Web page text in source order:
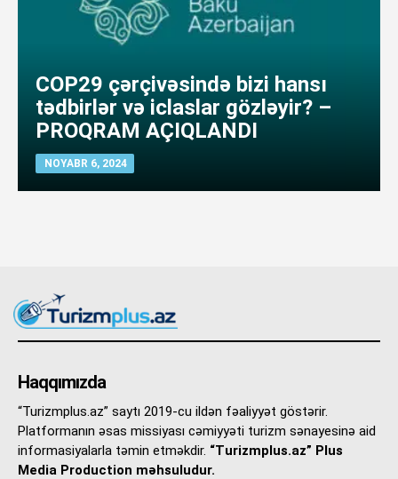
COP29 çərçivəsində bizi hansı
tədbirlər və iclaslar gözləyir? –
PROQRAM AÇIQLANDI
NOYABR 6, 2024
Haqqımızda
“Turizmplus.az” saytı 2019-cu ildən fəaliyyət göstərir.
Platformanın əsas missiyası cəmiyyəti turizm sənayesinə aid
informasiyalarla təmin etməkdir. “Turizmplus.az” Plus
Media Production məhsuludur.